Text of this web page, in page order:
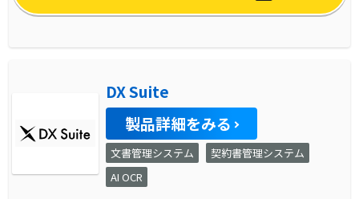
DX Suite
製品詳細をみる
文書管理システム
契約書管理システム
AI OCR